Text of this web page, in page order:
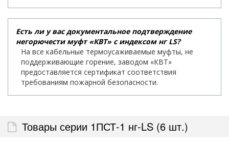
Есть ли у вас документальное подтверждение
негорючести муфт «КВТ» с индексом нг LS?
На все кабельные термоусаживаемые муфты, не
поддерживающие горение, заводом «КВТ»
предоставляется сертификат соответствия
требованиям пожарной безопасности.
Товары серии 1ПСТ-1 нг-LS (6 шт.)